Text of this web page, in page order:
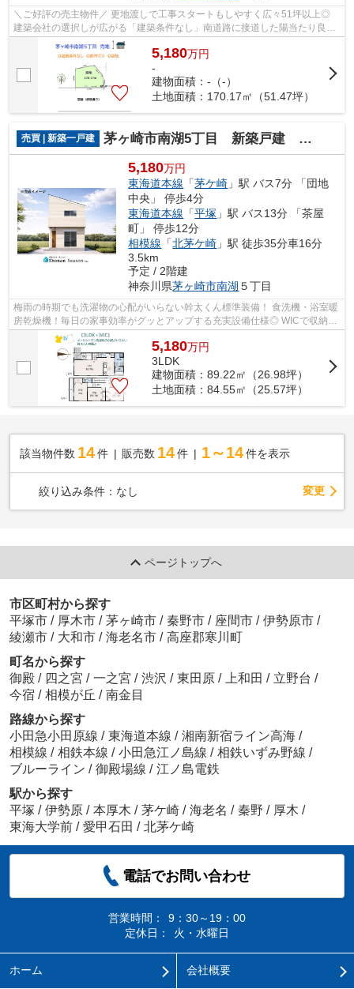
＼ご好評の売主物件／ 更地渡しで工事スタートもしやすく広々51坪以上◎
建築会社の選択しが広がる「建築条件なし」南道路に接道した陽当たり良好
の売地です♪ 近隣には商業施設も豊富に...
5,180万円
-
建物面積：-（-）
土地面積：170.17㎡（51.47坪）
売買 | 新築一戸建 茅ヶ崎市南湖5丁目 新築戸建 全1棟
5,180万円
東海道本線 「茅ケ崎 」駅 バス7分 「団地
中央」 停歩4分
東海道本線 「平塚 」駅 バス13分 「茶屋
町」 停歩12分
相模線 「北茅ケ崎 」駅 徒歩35分車16分
3.5km
予定 / 2階建
神奈川県茅ヶ崎市南湖 ５丁目
梅雨の時期でも洗濯物の心配がいらない幹太くん標準装備！ 食洗機・浴室暖
房乾燥機！毎日の家事効率がグッとアップする充実設備仕様◎ WICで収納力
◎ スーパーが徒歩5分のところにあり、...
5,180万円
3LDK
建物面積：89.22㎡（26.98坪）
土地面積：84.55㎡（25.57坪）
該当物件数 14件 販売数 14 件 1～14 件を表示
絞り込み条件： なし 変更
ページトップへ
市区町村から探す
平塚市 / 厚木市 / 茅ヶ崎市 / 秦野市 / 座間市 / 伊勢原市 /
綾瀬市 / 大和市 / 海老名市 / 高座郡寒川町
町名から探す
御殿 / 四之宮 / 一之宮 / 渋沢 / 東田原 / 上和田 / 立野台 /
今宿 / 相模が丘 / 南金目
路線から探す
小田急小田原線 / 東海道本線 / 湘南新宿ライン高海 /
相模線 / 相鉄本線 / 小田急江ノ島線 / 相鉄いずみ野線 /
ブルーライン / 御殿場線 / 江ノ島電鉄
駅から探す
平塚 / 伊勢原 / 本厚木 / 茅ケ崎 / 海老名 / 秦野 / 厚木 /
東海大学前 / 愛甲石田 / 北茅ケ崎
電話でお問い合わせ
営業時間：
9：30～19：00
定休日：
火・水曜日
ホーム 会社概要